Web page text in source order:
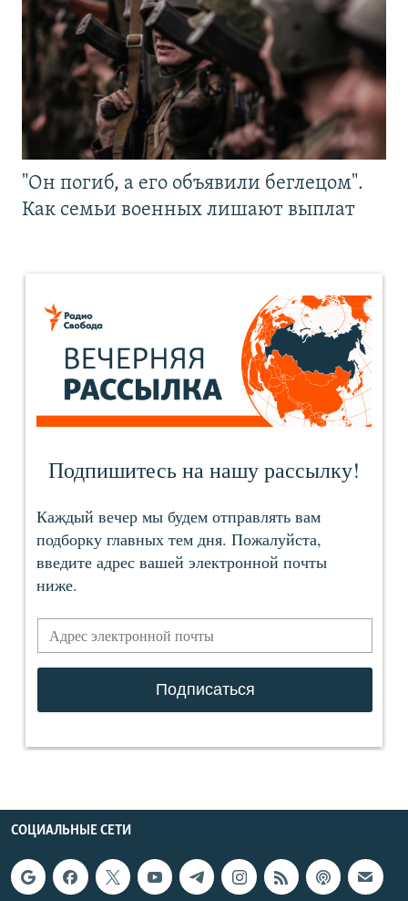
"Он погиб, а его объявили беглецом".
Как семьи военных лишают выплат
СОЦИАЛЬНЫЕ СЕТИ